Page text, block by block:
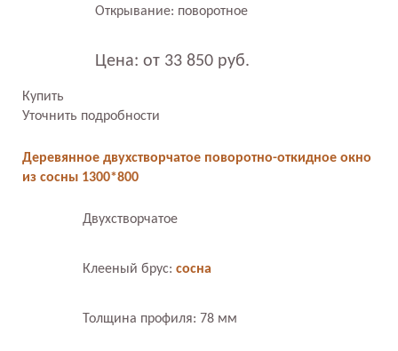
Открывание: поворотное
Цена: от 33 850 руб.
Купить
Уточнить подробности
Деревянное двухстворчатое поворотно-откидное окно
из сосны 1300*800
Двухстворчатое
Клееный брус: сосна
Толщина профиля: 78 мм